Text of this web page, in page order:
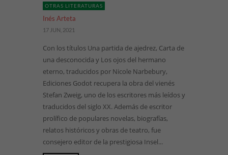
OTRAS LITERATURAS
Inés Arteta
17 JUN, 2021
Con los títulos Una partida de ajedrez, Carta de
una desconocida y Los ojos del hermano
eterno, traducidos por Nicole Narbebury,
Ediciones Godot recupera la obra del vienés
Stefan Zweig, uno de los escritores más leídos y
traducidos del siglo XX. Además de escritor
prolífico de populares novelas, biografías,
relatos históricos y obras de teatro, fue
consejero editor de la prestigiosa Insel...